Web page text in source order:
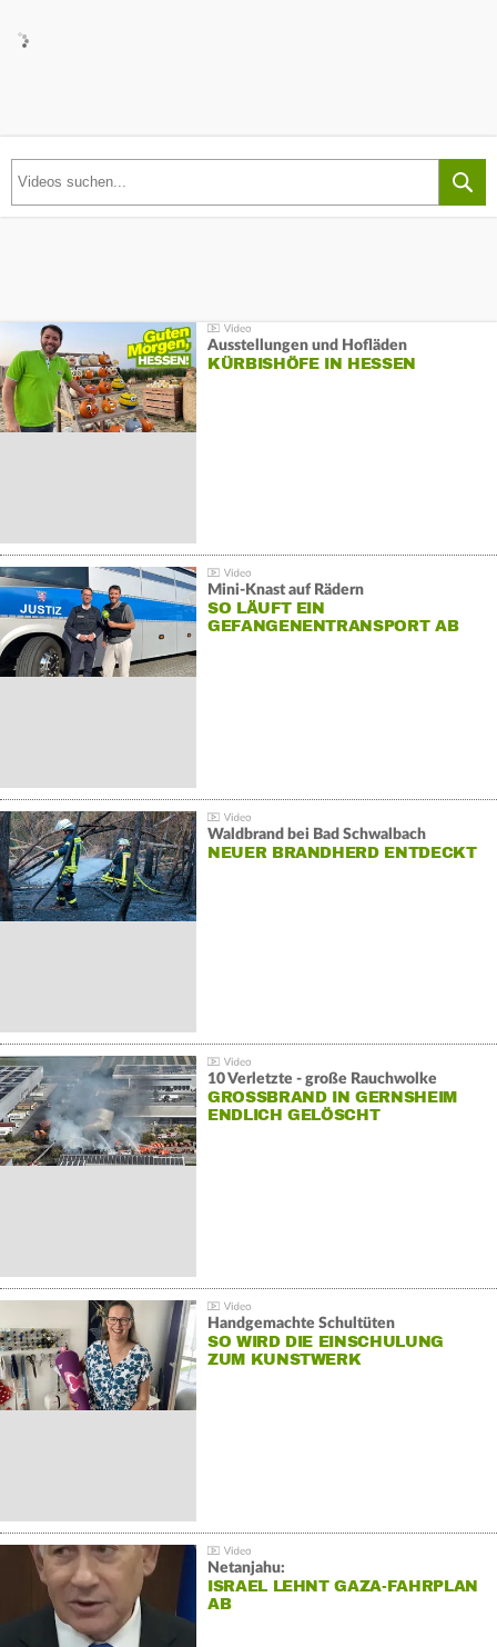
Ausstellungen und Hofläden
KÜRBISHÖFE IN HESSEN
Mini-Knast auf Rädern
SO LÄUFT EIN
GEFANGENENTRANSPORT AB
Waldbrand bei Bad Schwalbach
NEUER BRANDHERD ENTDECKT
10 Verletzte - große Rauchwolke
GROSSBRAND IN GERNSHEIM E
NDLICH GELÖSCHT
Handgemachte Schultüten
SO WIRD DIE EINSCHULUNG
ZUM KUNSTWERK
Netanjahu:
ISRAEL LEHNT GAZA-FAHRPLAN
AB